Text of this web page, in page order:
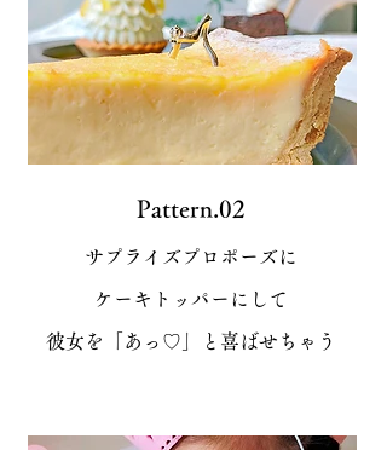
Pattern.02
サプライズプロポーズに
ケーキトッパーにして
彼女を「あっ♡」と喜ばせちゃう